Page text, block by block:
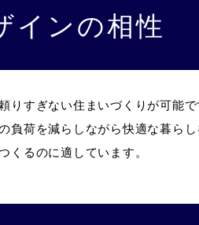
インの相性
すぎない住まいづくりが可能で
負荷を減らしながら快適な暮ら
くるのに適しています。